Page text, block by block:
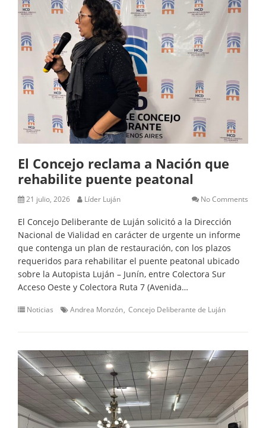
El Concejo reclama a Nación que
rehabilite puente peatonal
21 julio, 2026 Líder Luján No Comments
El Concejo Deliberante de Luján solicitó a la Dirección
Nacional de Vialidad en carácter de urgente un informe
que contenga un plan de restauración, con los plazos
requeridos para rehabilitar el puente peatonal ubicado
sobre la Autopista Luján – Junín, entre Colectora Sur
Acceso Oeste y Colectora Ruta 7 (Avenida…
Noticias Andrea Monzón Concejo Deliberante de Luján